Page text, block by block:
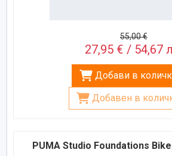
55,00 €
27,95 € / 54,67
Добави в
Добавен в
PUMA Studio Foundations